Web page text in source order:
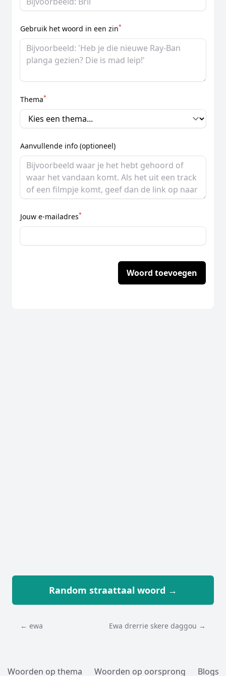
Gebruik het woord in een zin*
Thema*
Aanvullende info (optioneel)
Jouw e-mailadres*
Woord toevoegen
Random straattaal woord →
← ewa Ewa drerrie skere daggou →
Woorden op thema Woorden op oorsprong Blogs